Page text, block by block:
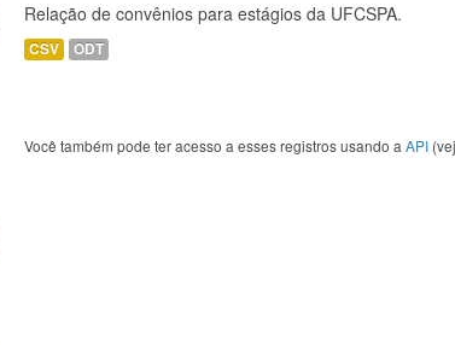
Relação de convênios para estágios da UFCSPA.
CSV ODT
Você também pode ter acesso a esses registros usando a API